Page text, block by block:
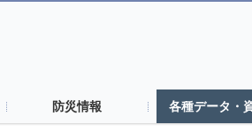
防災情報 各種データ・